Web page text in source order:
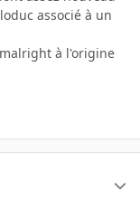
associé à un
à l'origine